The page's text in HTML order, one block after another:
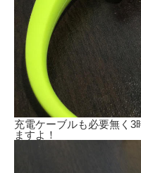
充電ケーブルも必要無く
ますよ！